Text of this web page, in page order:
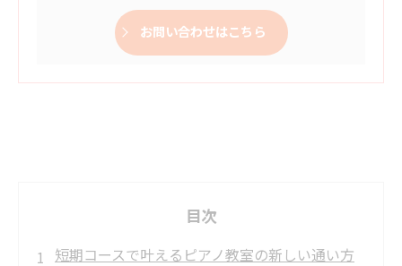
お問い合わせはこちら
目次
短期コースで叶えるピアノ教室の新しい通い方